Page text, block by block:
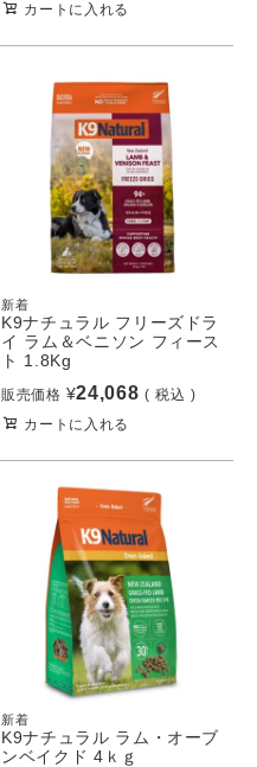
カートに入れる
新着
K9ナチュラル フリーズドラ
イ ラム＆ベニソン フィース
ト 1.8Kg
販売価格 ¥24,068
税込
カートに入れる
新着
K9ナチュラル ラム・オーブ
ンベイクド 4ｋｇ